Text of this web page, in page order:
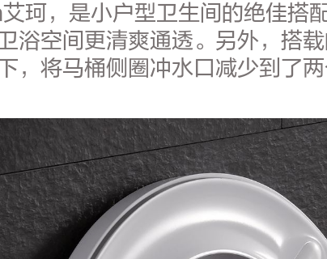
珂，是小户型卫生间的绝佳搭
浴空间更清爽通透。另外，搭
，将马桶侧圈冲水口减少到了